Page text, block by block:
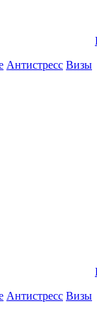
Антистресс Визы
Антистресс Визы